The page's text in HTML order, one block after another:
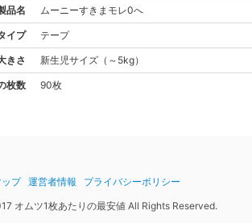
品名 ムーニーすきまモレ0へ
イプ テープ
きさ 新生児サイズ （ ～5kg）
枚数 90枚
プ 運営者情報
プライバシーポリシー
オムツ1枚あたりの最安値 All Rights Reserved.